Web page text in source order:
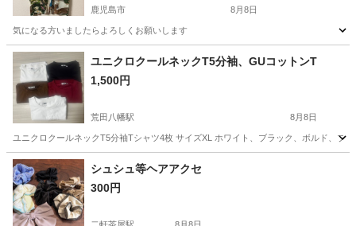
鹿児島市 8月8日
気になる方いましたらよろしくお願いします
鹿児島 鹿児島市 Tシャツ
ユニクロクールネックT5分袖、GUコットンT
1,500円
荒田八幡駅 8月8日
ユニクロクールネックT5分袖Tシャツ4枚 サイズXL ホワイト、ブラック、ボルド、
鹿児島 鹿児島市 荒田八幡駅 Tシャツ
シュシュ等ヘアアクセ
300円